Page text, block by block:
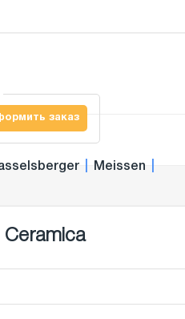
заказ
Meissen
Ceramica